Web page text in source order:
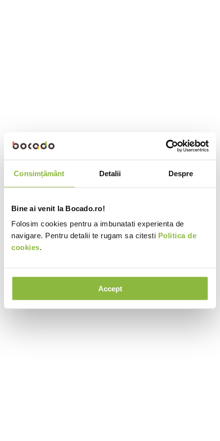
Consimțământ Detalii Despre
Bine ai venit la Bocado.ro!
Folosim cookies pentru a imbunatati experienta de
navigare. Pentru detalii te rugam sa citesti Politica de
cookies.
Accept